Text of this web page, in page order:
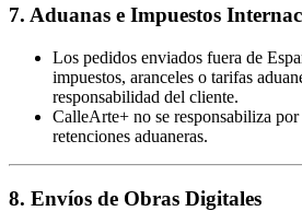
7. Aduanas e Impuestos
Los pedidos enviados fuera de
impuestos, aranceles o tarifas
responsabilidad del cliente.
CalleArte+ no se responsabiliza
retenciones aduaneras.
8. Envíos de Obras Digitales